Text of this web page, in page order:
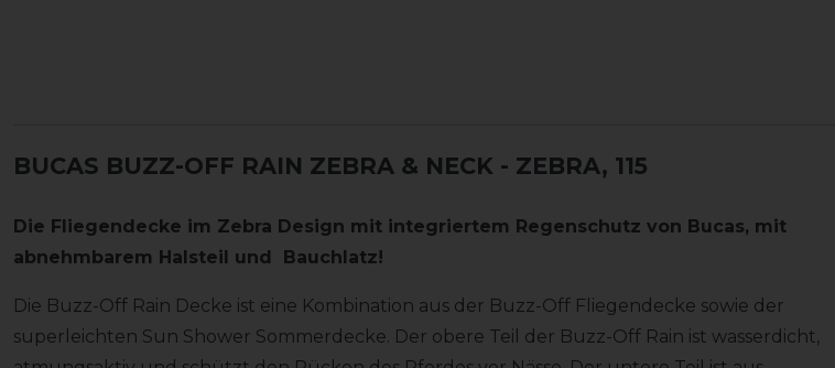
BUCAS BUZZ-OFF RAIN ZEBRA & NECK - ZEBRA, 115
Die Fliegendecke im Zebra Design mit integriertem Regenschutz von Bucas, mit
abnehmbarem Halsteil und Bauchlatz!
Die Buzz-Off Rain Decke ist eine Kombination aus der Buzz-Off Fliegendecke sowie der
superleichten Sun Shower Sommerdecke. Der obere Teil der Buzz-Off Rain ist wasserdicht,